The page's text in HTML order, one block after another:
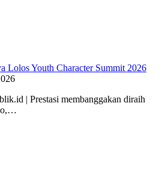
Lolos Youth Character Summit 2026
| Prestasi membanggakan diraih